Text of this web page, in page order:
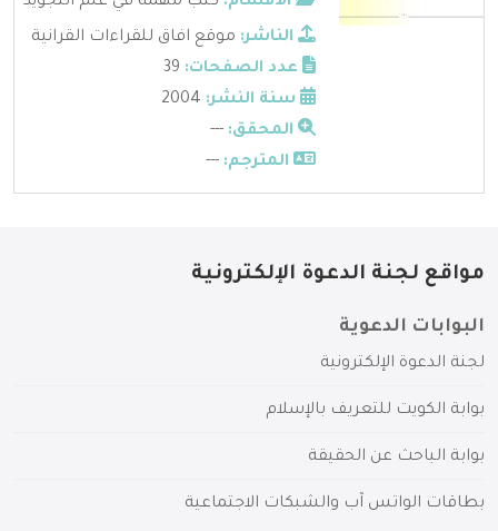
الناشر: موقع افاق للقراءات القرانية
عدد الصفحات:
سنة النشر:
المحقق: ---
المترجم: ---
مواقع لجنة الدعوة الإلكترونية
البوابات الدعوية
لجنة الدعوة الإلكترونية
بوابة الكويت للتعريف بالإسلام
بوابة الباحث عن الحقيقة
بطاقات الواتس آب والشبكات الاجتماعية